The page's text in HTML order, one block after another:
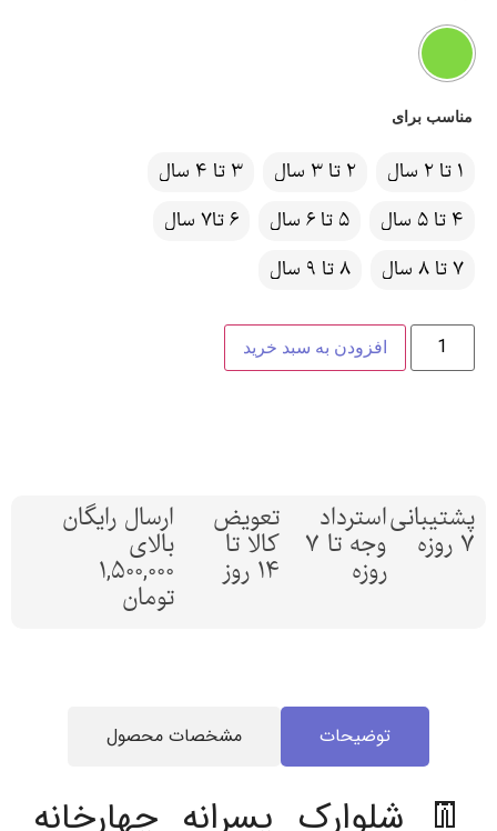
مناسب برای
1 تا 2 سال 2 تا 3 سال
3 تا 4 سال
4 تا 5 سال
5 تا 6 سال
6 تا7 سال
7 تا 8 سال
8 تا 9 سال
افزودن به سبد خرید
پشتیبانی
7 روزه
استرداد
وجه تا 7
روزه
تعویض
کالا تا
14 روز
ارسال رایگان
بالای
1,500,000
تومان
توضیحات مشخصات محصول
👖 شلوارک پسرانه چهارخانه